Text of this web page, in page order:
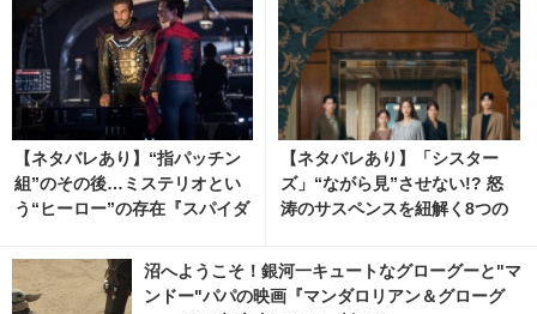
【ネタバレあり】“指パッチン
組”のその後…ミステリオとい
う“ヒーロー”の存在『スパイダ
【ネタバレあり】「シスター
ズ」“ながら見”させない!? 怒
涛のサスペンスを紐解く8つの
沼へようこそ！銀河一キュートなグローグーと"マ
ンドー"パパの映画『マンダロリアン＆グローグ